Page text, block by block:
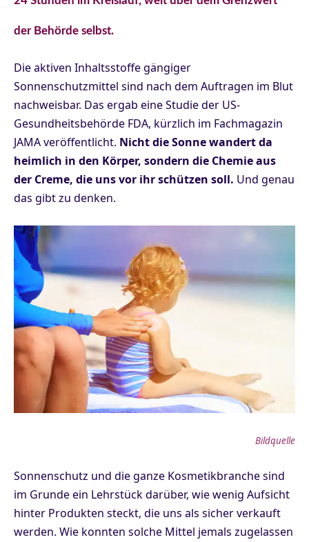
der Behörde selbst.
Die aktiven Inhaltsstoffe gängiger
Sonnenschutzmittel sind nach dem Auftragen im Blut
nachweisbar. Das ergab eine Studie der US-
Gesundheitsbehörde FDA, kürzlich im Fachmagazin
JAMA veröffentlicht. Nicht die Sonne wandert da
heimlich in den Körper, sondern die Chemie aus
der Creme, die uns vor ihr schützen soll. Und genau
das gibt zu denken.
Bildquelle
Sonnenschutz und die ganze Kosmetikbranche sind
im Grunde ein Lehrstück darüber, wie wenig Aufsicht
hinter Produkten steckt, die uns als sicher verkauft
werden. Wie konnten solche Mittel jemals zugelassen